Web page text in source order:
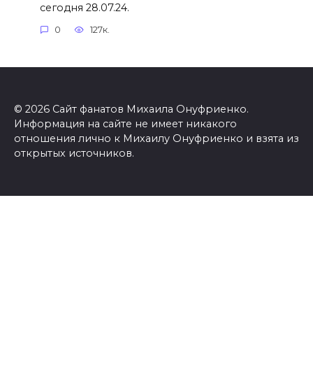
сегодня 28.07.24.
0 127к.
© 2026 Сайт фанатов Михаила Онуфриенко.
Информация на сайте не имеет никакого
отношения лично к Михаилу Онуфриенко и взята из
открытых источников.